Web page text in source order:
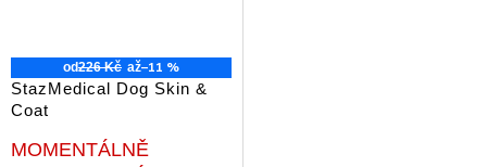
od226 Kč až–11 %
StazMedical Dog Skin &
Coat
Průměrné
hodnocení
MOMENTÁLNĚ